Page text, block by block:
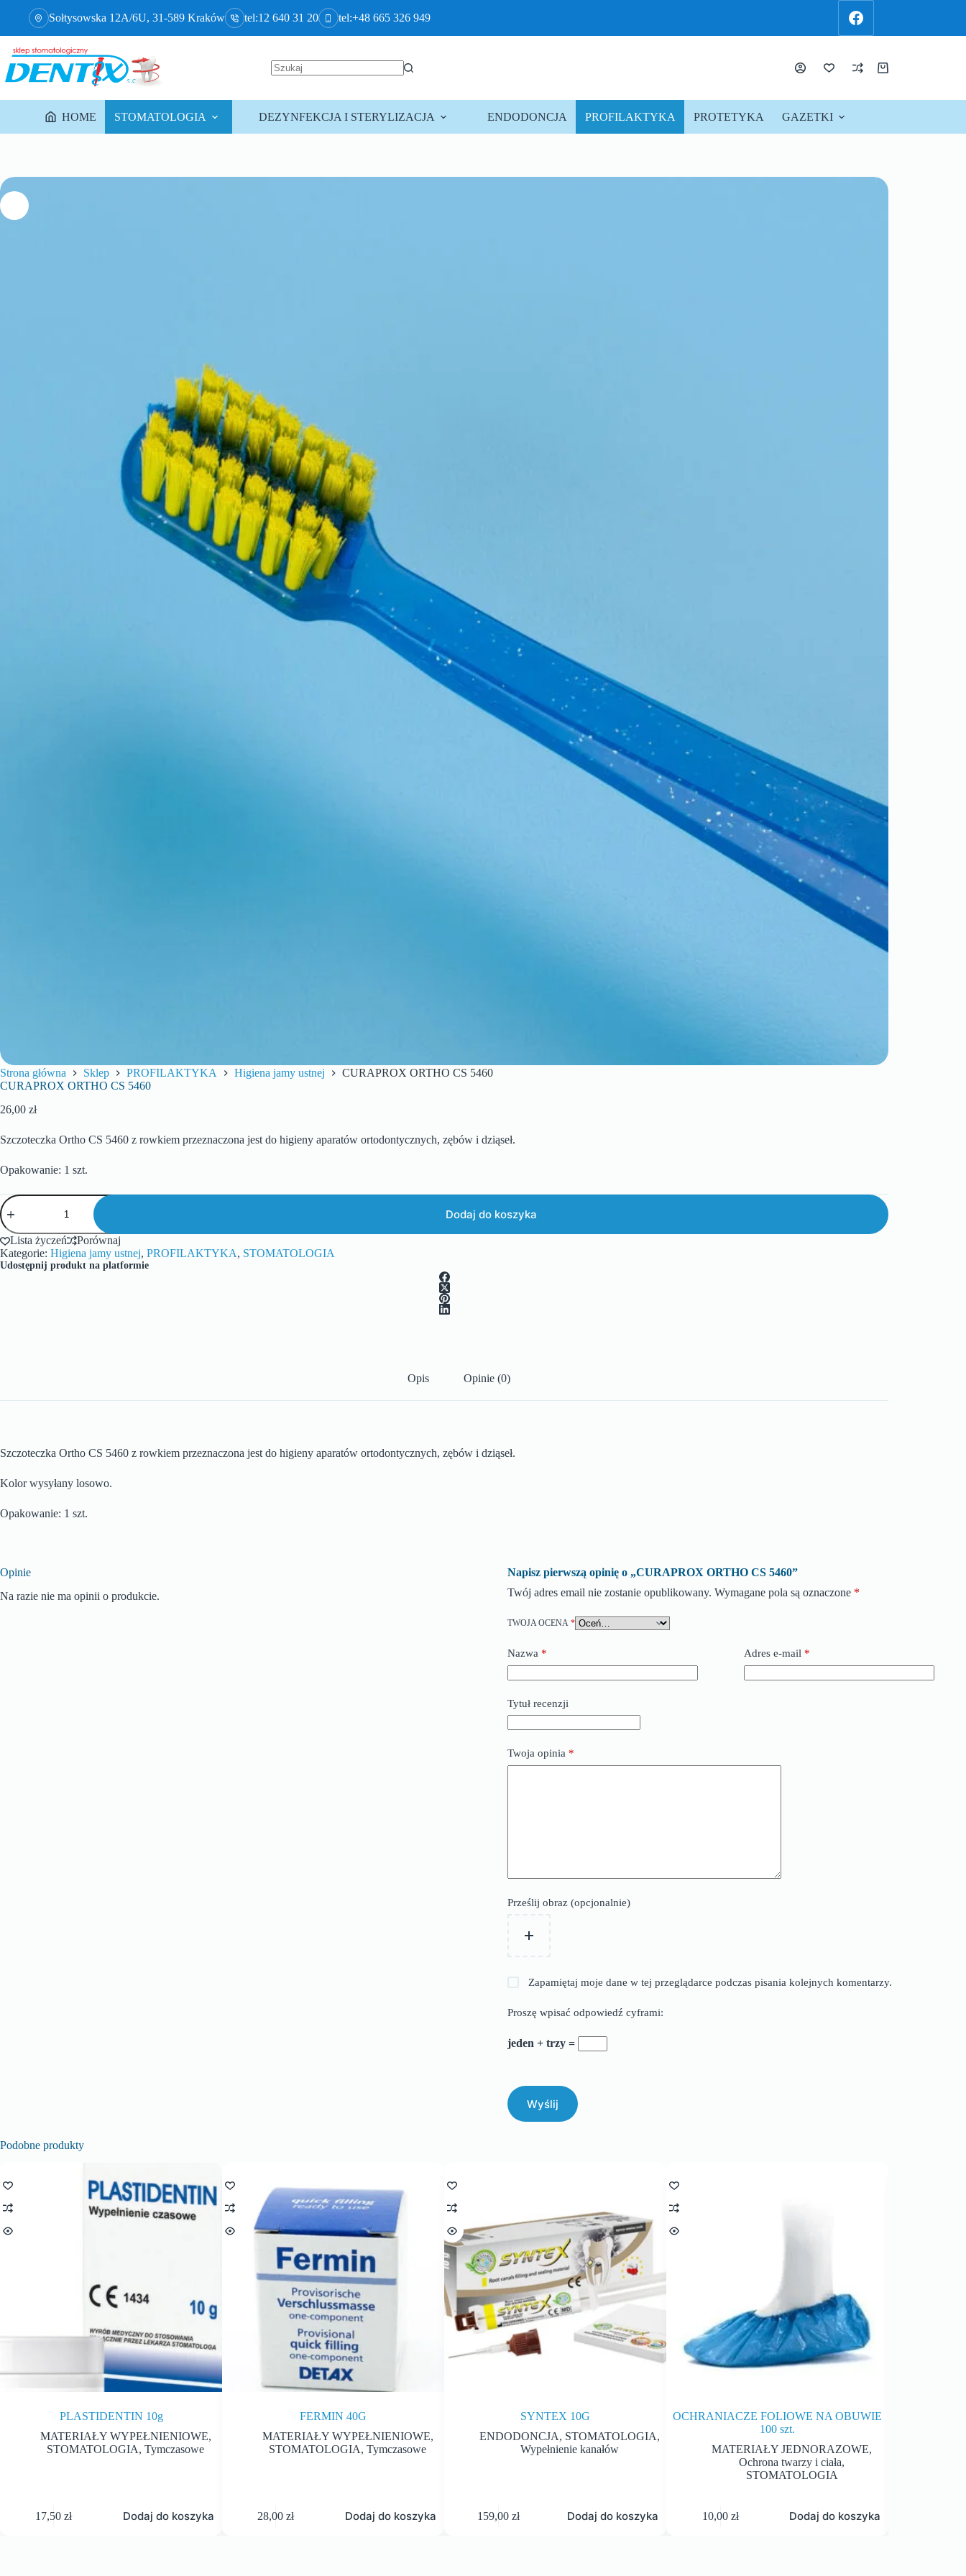
Sołtysowska 12A/6U, 31-589 Kraków tel:12 640 31 20 tel:+48 665 326 949
HOME STOMATOLOGIA DEZYNFEKCJA I STERYLIZACJA ENDODONCJA PROFILAKTYKA PROTETYKA GAZETKI
Strona główna Sklep PROFILAKTYKA Higiena jamy ustnej
CURAPROX ORTHO CS 5460
CURAPROX ORTHO CS 5460
26,00 zł
Szczoteczka Ortho CS 5460 z rowkiem przeznaczona jest do higieny aparatów ortodontycznych, zębów i dziąseł.
Opakowanie: 1 szt.
Dodaj do koszyka
Lista życzeń
Porównaj
Kategorie: Higiena jamy ustnej, PROFILAKTYKA, STOMATOLOGIA
Udostępnij produkt na platformie
Opis Opinie (0)
Szczoteczka Ortho CS 5460 z rowkiem przeznaczona jest do higieny aparatów ortodontycznych, zębów i dziąseł.
Kolor wysyłany losowo.
Opakowanie: 1 szt.
Opinie
Na razie nie ma opinii o produkcie.
Napisz pierwszą opinię o „CURAPROX ORTHO CS 5460”
Twój adres email nie zostanie opublikowany. Wymagane pola są oznaczone *
TWOJA OCENA *
Nazwa * Adres e-mail *
Tytuł recenzji
Twoja opinia *
Prześlij obraz (opcjonalnie)
Zapamiętaj moje dane w tej przeglądarce podczas pisania kolejnych komentarzy.
Proszę wpisać odpowiedź cyframi:
jeden + trzy =
Wyślij
Podobne produkty
PLASTIDENTIN 10g
MATERIAŁY WYPEŁNIENIOWE,
STOMATOLOGIA,Tymczasowe
17,50zł Dodaj do koszyka
FERMIN 40G
MATERIAŁY WYPEŁNIENIOWE,
STOMATOLOGIA,Tymczasowe
28,00zł Dodaj do koszyka
SYNTEX 10G
ENDODONCJA, STOMATOLOGIA,
Wypełnienie kanałów
159,00 zł Dodaj do koszyka
OCHRANIACZE FOLIOWE NA OBUWIE
100 szt.
MATERIAŁY JEDNORAZOWE,
Ochrona twarzy i ciała,
STOMATOLOGIA
10,00 zł Dodaj do koszyka